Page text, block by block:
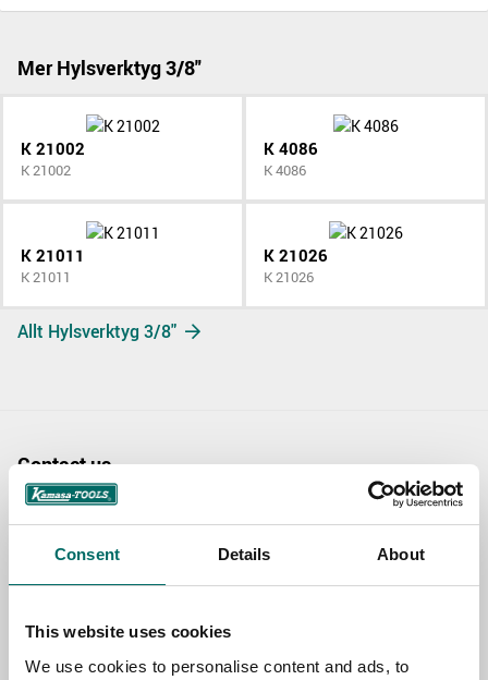
Consent Details About
This website uses cookies
We use cookies to personalise content and ads, to
Mer Hylsverktyg 3/8"
K 21002
K 21002
K 4086
K 4086
K 21011
K 21011
K 21026
K 21026
Allt Hylsverktyg 3/8"
Contact us